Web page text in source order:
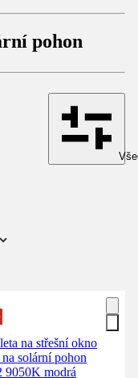
pohon
na střešní okno
solární pohon
9050K modrá